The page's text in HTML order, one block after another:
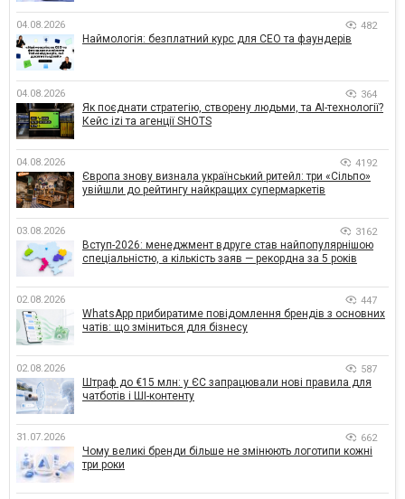
04.08.2026 482
Наймологія: безплатний курс для CEO та фаундерів
04.08.2026 364
Як поєднати стратегію, створену людьми, та AI-технології?
Кейс izi та агенції SHOTS
04.08.2026 4192
Європа знову визнала український ритейл: три «Сільпо»
увійшли до рейтингу найкращих супермаркетів
03.08.2026 3162
Вступ-2026: менеджмент вдруге став найпопулярнішою
спеціальністю, а кількість заяв — рекордна за 5 років
02.08.2026 447
WhatsApp прибиратиме повідомлення брендів з основних
чатів: що зміниться для бізнесу
02.08.2026 587
Штраф до €15 млн: у ЄС запрацювали нові правила для
чатботів і ШІ-контенту
31.07.2026 662
Чому великі бренди більше не змінюють логотипи кожні
три роки